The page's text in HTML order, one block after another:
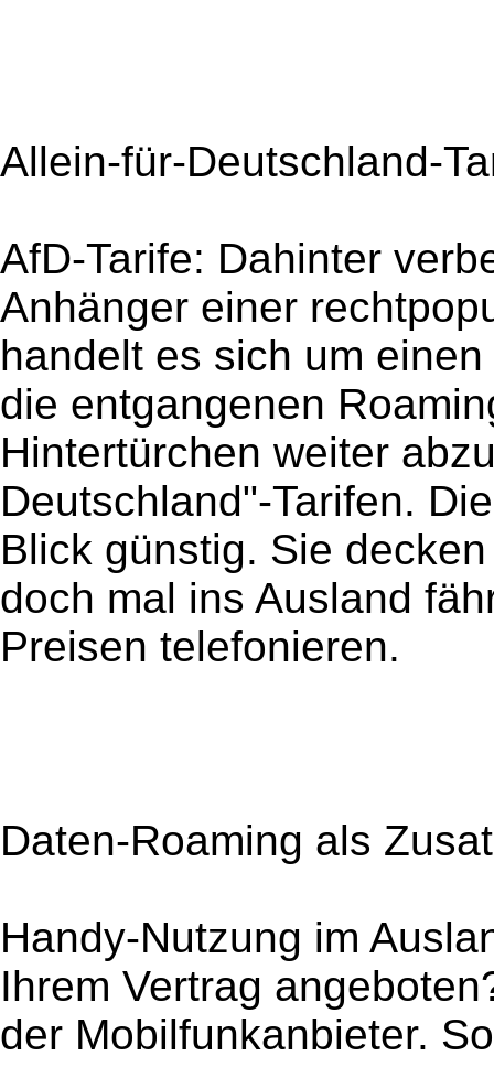
Allein-für-Deutschland-
AfD-Tarife: Dahinter
Anhänger einer
handelt es sich um
die entgangenen
Hintertürchen weiter
Deutschland"-Tarifen.
Blick günstig. Sie
doch mal ins Ausland
Preisen telefonieren.
Daten-Roaming als
Handy-Nutzung im
Ihrem Vertrag
der Mobilfunkanbieter.